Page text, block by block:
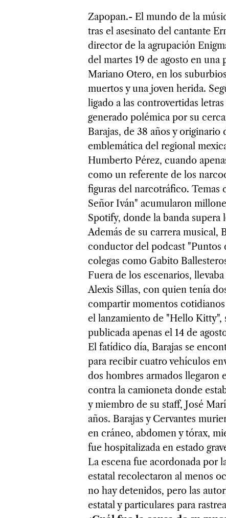
Zapopan.- El mundo de la
tras el asesinato del cantante
director de la agrupación
del martes 19 de agosto en
Mariano Otero, en los
muertos y una joven herida.
ligado a las controvertidas
generado polémica por su
Barajas, de 38 años y
emblemática del regional
Humberto Pérez, cuando
como un referente de los
figuras del narcotráfico.
Señor Iván" acumularon
Spotify, donde la banda supera
Además de su carrera musical,
conductor del podcast "Puntos
colegas como Gabito
Fuera de los escenarios,
Alexis Sillas, con quien tenía
compartir momentos
el lanzamiento de "Hello Kitty",
publicada apenas el 14 de
El fatídico día, Barajas se
para recibir cuatro vehículos
dos hombres armados llegaron
contra la camioneta donde
y miembro de su staff, José
años. Barajas y Cervantes
en cráneo, abdomen y tórax,
fue hospitalizada en estado
La escena fue acordonada por
estatal recolectaron al menos
no hay detenidos, pero las
estatal y particulares para